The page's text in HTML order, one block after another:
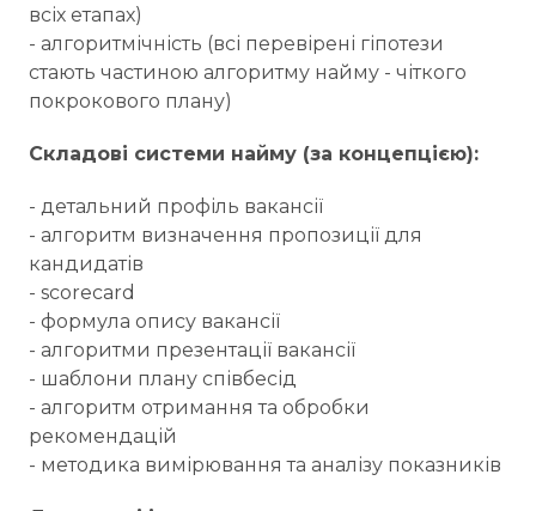
всіх етапах)
- алгоритмічність (всі перевірені гіпотези
стають частиною алгоритму найму - чіткого
покрокового плану)
Складові системи найму (за концепцією):
- детальний профіль вакансії
- алгоритм визначення пропозиції для
кандидатів
- scorecard
- формула опису вакансії
- алгоритми презентації вакансії
- шаблони плану співбесід
- алгоритм отримання та обробки
рекомендацій
- методика вимірювання та аналізу показників